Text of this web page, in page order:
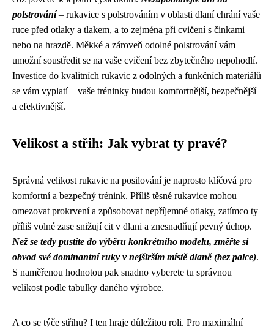
polstrování– rukavice s polstrováním v oblasti dlaní chrání vaše
ruce před otlaky a tlakem, a to zejména při cvičení s činkami
nebo na hrazdě. Měkké a zároveň odolné polstrování vám
umožní soustředit se na vaše cvičení bez zbytečného nepohodlí.
Investice do kvalitních rukavic z odolných a funkčních materiálů
se vám vyplatí – vaše tréninky budou komfortnější, bezpečnější
a efektivnější.
Velikost a střih: Jak vybrat ty pravé?
Správná velikost rukavic na posilování je naprosto klíčová pro
komfortní a bezpečný trénink. Příliš těsné rukavice mohou
omezovat prokrvení a způsobovat nepříjemné otlaky, zatímco ty
příliš volné zase snižují cit v dlani a znesnadňují pevný úchop.
Než se tedy pustíte do výběru konkrétního modelu, změřte si
obvod své dominantní ruky v nejširším místě dlaně (bez palce).
S naměřenou hodnotou pak snadno vyberete tu správnou
velikost podle tabulky daného výrobce.
A co se týče střihu? I ten hraje důležitou roli. Pro maximální